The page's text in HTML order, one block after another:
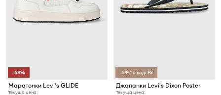
-58%
Маратонки Levi's GLIDE
Текуща цена:
-5%* с код: FS
Джапанки Levi's Dixon Poster
Текуща цена: